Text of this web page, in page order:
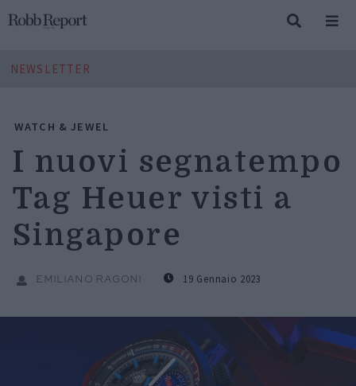
NEWSLETTER
WATCH & JEWEL
I nuovi segnatempo
Tag Heuer visti a
Singapore
EMILIANO RAGONI 19 Gennaio 2023